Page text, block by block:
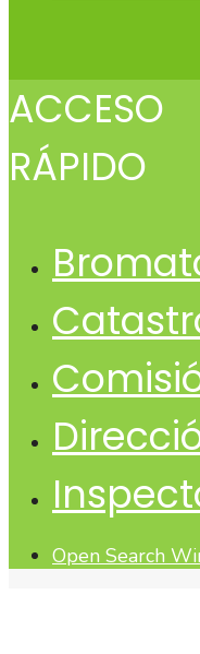
ACCESO
RÁPIDO
Open Search